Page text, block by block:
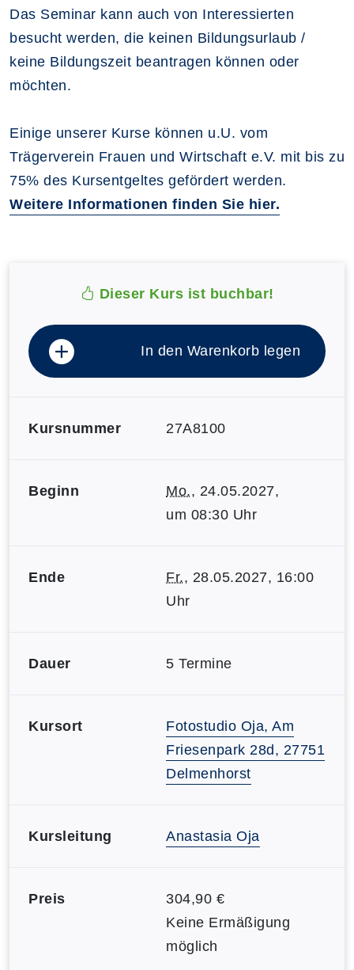
Das Seminar kann auch von Interessierten
besucht werden, die keinen Bildungsurlaub /
keine Bildungszeit beantragen können oder
möchten.
Einige unserer Kurse können u.U. vom
Trägerverein Frauen und Wirtschaft e.V. mit bis zu
75% des Kursentgeltes gefördert werden.
Weitere Informationen finden Sie hier.
Dieser Kurs ist buchbar!
In den Warenkorb legen
Kursnummer 27A8100
Beginn Mo., 24.05.2027,
um 08:30 Uhr
Ende Fr., 28.05.2027, 16:00
Uhr
Dauer 5 Termine
Kursort
Fotostudio Oja, Am
Friesenpark 28d, 27751
Delmenhorst
Kursleitung Anastasia Oja
Preis
304,90 €
Keine Ermäßigung
möglich